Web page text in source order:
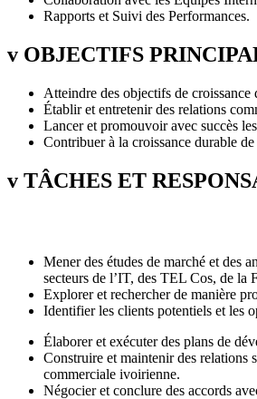
Rapports et Suivi des Performances.
v OBJECTIFS
Atteindre des objectifs de
Établir et entretenir des relations
Lancer et promouvoir avec succès
Contribuer à la croissance durable
v TÂCHES ET
Mener des études de marché et des
secteurs de l’IT, des TEL Cos, de
Explorer et rechercher de manière
Identifier les clients potentiels et les
Élaborer et exécuter des plans de
Construire et maintenir des relations
commerciale ivoirienne.
Négocier et conclure des accords